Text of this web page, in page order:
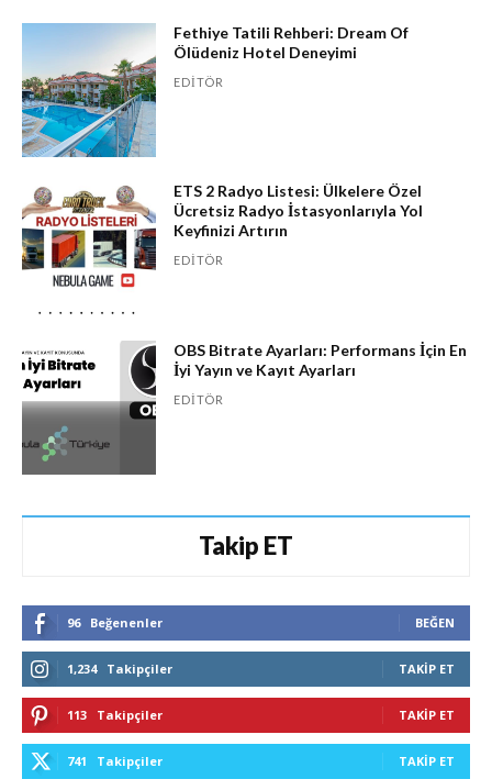
Fethiye Tatili Rehberi: Dream Of
Ölüdeniz Hotel Deneyimi
EDITÖR
ETS 2 Radyo Listesi: Ülkelere Özel
Ücretsiz Radyo İstasyonlarıyla Yol
Keyfinizi Artırın
EDITÖR
OBS Bitrate Ayarları: Performans İçin En
İyi Yayın ve Kayıt Ayarları
EDITÖR
Takip ET
96 Beğenenler BEĞEN
1,234 Takipçiler TAKIP ET
113 Takipçiler TAKIP ET
741 Takipçiler TAKIP ET